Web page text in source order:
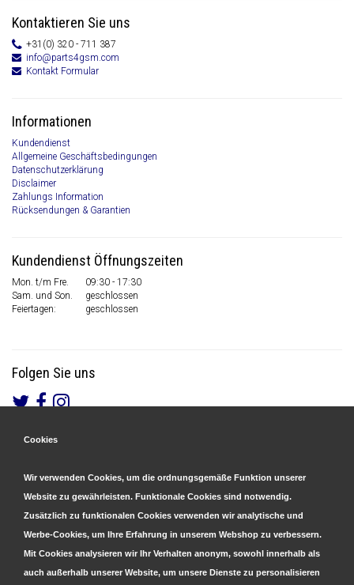
Kontaktieren Sie uns
+31(0) 320 - 711 387
info@parts4gsm.com
Kontakt Formular
Informationen
Kundendienst
Allgemeine Geschäftsbedingungen
Datenschutzerklärung
Disclaimer
Zahlungs Information
Rücksendungen & Garantien
Kundendienst Öffnungszeiten
Mon. t/m Fre.
09:30 - 17:30
Sam. und Son.
geschlossen
Feiertagen:
geschlossen
Folgen Sie uns
Cookies
Wir verwenden Cookies, um die ordnungsgemäße Funktion unserer
Website zu gewährleisten. Funktionale Cookies sind notwendig.
Zusätzlich zu funktionalen Cookies verwenden wir analytische und
Werbe-Cookies, um Ihre Erfahrung in unserem Webshop zu verbessern.
Mit Cookies analysieren wir Ihr Verhalten anonym, sowohl innerhalb als
auch außerhalb unserer Website, um unsere Dienste zu personalisieren